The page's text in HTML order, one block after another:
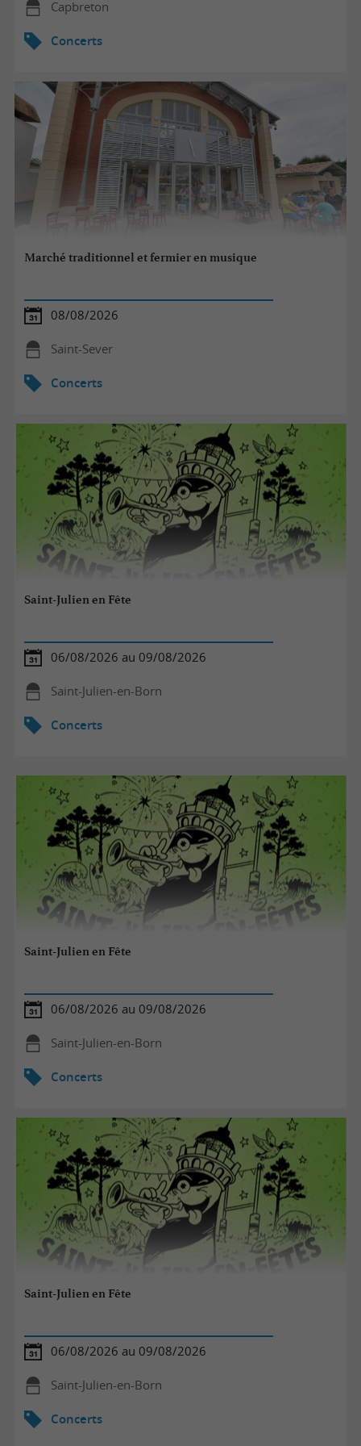
Capbreton
Concerts
Marché traditionnel et fermier en musique
08/08/2026
Saint-Sever
Concerts
Saint-Julien en Fête
06/08/2026 au 09/08/2026
Saint-Julien-en-Born
Concerts
Saint-Julien en Fête
06/08/2026 au 09/08/2026
Saint-Julien-en-Born
Concerts
Saint-Julien en Fête
06/08/2026 au 09/08/2026
Saint-Julien-en-Born
Concerts